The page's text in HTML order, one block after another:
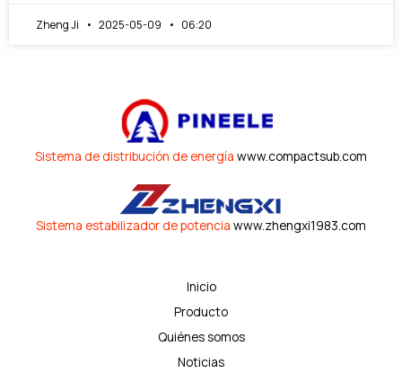
Zheng Ji 2025-05-09 06:20
Sistema de distribución de energía www.compactsub.com
Sistema estabilizador de potencia www.zhengxi1983.com
Inicio
Producto
Quiénes somos
Noticias